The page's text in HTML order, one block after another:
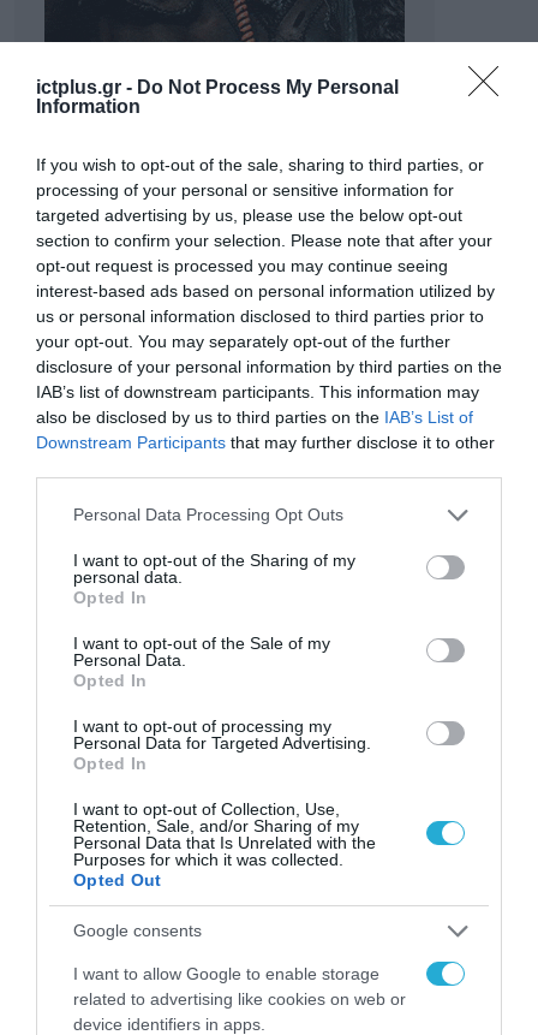
ictplus.gr - Do Not Process My Personal
Information
If you wish to opt-out of the sale, sharing to third parties, or
processing of your personal or sensitive information for
targeted advertising by us, please use the below opt-out
section to confirm your selection. Please note that after your
opt-out request is processed you may continue seeing
interest-based ads based on personal information utilized by
us or personal information disclosed to third parties prior to
your opt-out. You may separately opt-out of the further
disclosure of your personal information by third parties on the
IAB’s list of downstream participants. This information may
also be disclosed by us to third parties on the IAB’s List of
Downstream Participants that may further disclose it to other
Please note that this website/app uses one or more Google
not limited to your visit or usage behaviour. You may click to
grant or deny consent to Google and its third-party tags to
use your data for below specified purposes in below Google
consent section.
Personal Data Processing Opt Outs
I want to opt-out of the Sharing of my
personal data.
Opted In
I want to opt-out of the Sale of my
Personal Data.
Opted In
I want to opt-out of processing my
Personal Data for Targeted Advertising.
Opted In
I want to opt-out of Collection, Use,
Retention, Sale, and/or Sharing of my
Personal Data that Is Unrelated with the
Purposes for which it was collected.
Opted Out
Google consents
I want to allow Google to enable storage
related to advertising like cookies on web or
device identifiers in apps.
ΡΟΗ ΕΙΔΗΣΕΩΝ
Το χρηματοδοτούμενο
από την ΕΕ έργο “The
Gaming Police”
των παιδιών στο
διαδίκτυο
ΑΑΔΕ: Διευκρινίσεις
για τα πρόστιμα σε
παραβάσεις που
αφορούν τους ΦΗΜ
31.07.2026
Σ. Καλαφάτης: «Η
Τεχνητή Νοημοσύνη
δεν είναι απλώς μια
νέα τεχνολογία, είναι
μια νέα βιομηχανική
επανάσταση»
31.07.2026
Νέος οδηγός του ΕΚΤ
για τη χρηματοδότηση
των ελληνικών
επιχειρήσεων στον
χώρο της άμυνας
31.07.2026
Η πιο ταξιδιάρικη
βαλίτσα του φετινού
καλοκαιριού έχει την
υπογραφή της Xiaomi
31.07.2026